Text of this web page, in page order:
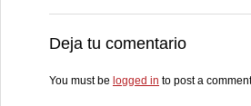
Deja tu comentario
You must be logged in to post a